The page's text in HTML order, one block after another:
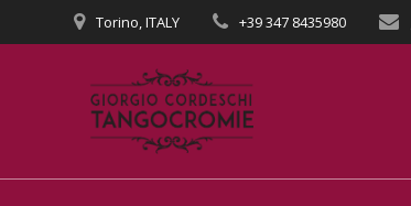
al
Torino, ITALY +39 347 8435980